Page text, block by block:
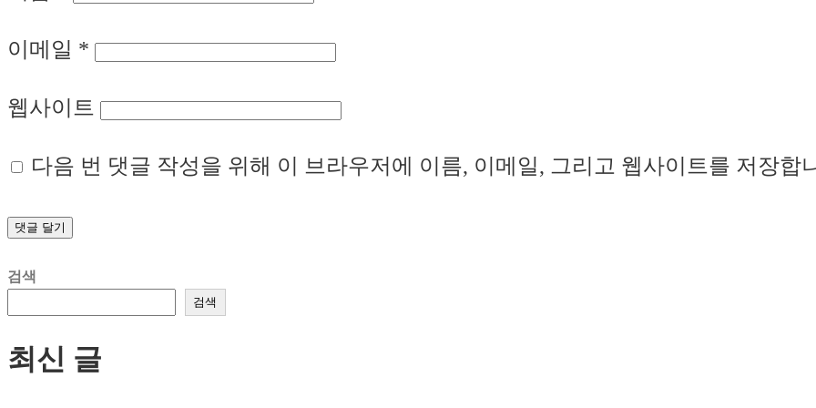
이메일 *
웹사이트
다음 번 댓글 작성을 위해 이 브라우저에 이름, 이메일, 그리고 웹사이트를 저장합
검색
검색
최신 글